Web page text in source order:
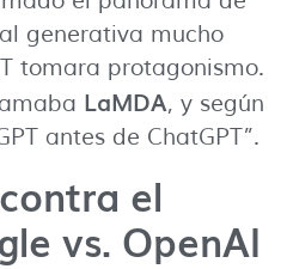
generativa mucho
tomara protagonismo.
LaMDA, y según
antes de ChatGPT”.
el
vs. OpenAI